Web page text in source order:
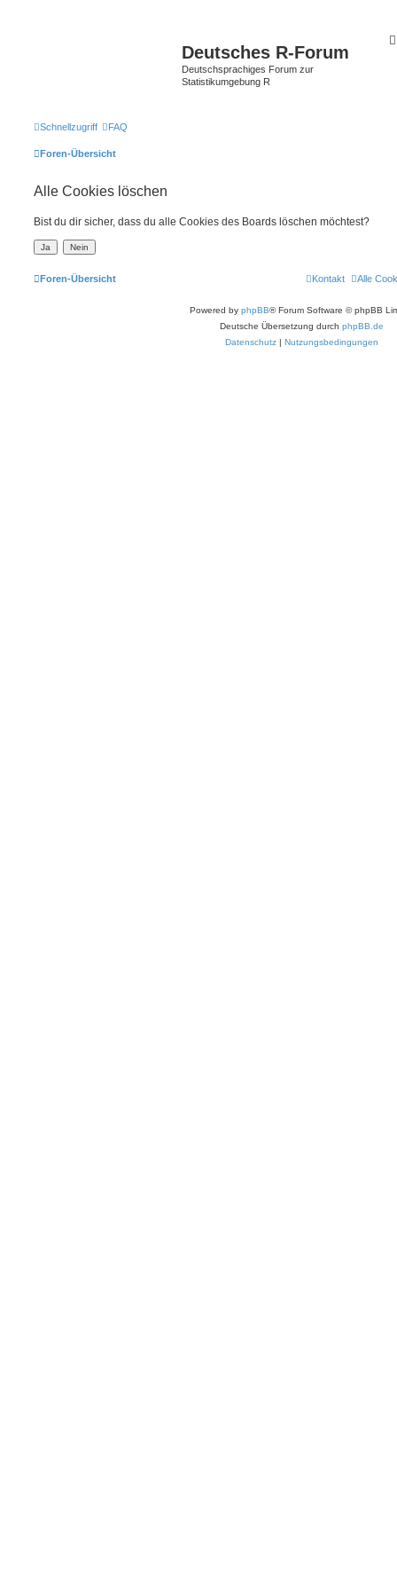
Deutsches R-Forum
Deutschsprachiges Forum zur
Statistikumgebung R
Schnellzugriff FAQ
Foren-Übersicht
Alle Cookies löschen
Bist du dir sicher, dass du alle Cookies des Boards löschen möchtest?
Foren-Übersicht Alle
Kontakt
Powered by phpBB® Forum Software © phpBB
Deutsche Übersetzung durch phpBB.de
Datenschutz | Nutzungsbedingungen